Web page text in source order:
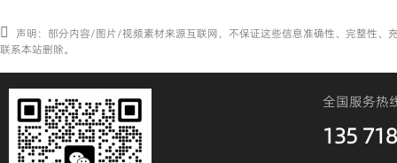
声明：部分内容/图片/视频素材来源互联网，不保证这些信息准确性、完整性、
联系本站删除。
全国服务热
135